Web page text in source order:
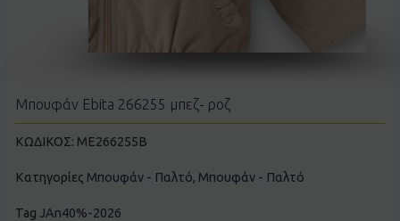
Μπουφάν Ebita 266255 μπεζ- ροζ
ΚΩΔΙΚΟΣ: ME266255B
Κατηγορίες Μπουφάν - Παλτό, Μπουφάν - Παλτό
Tag JAn40%-2026